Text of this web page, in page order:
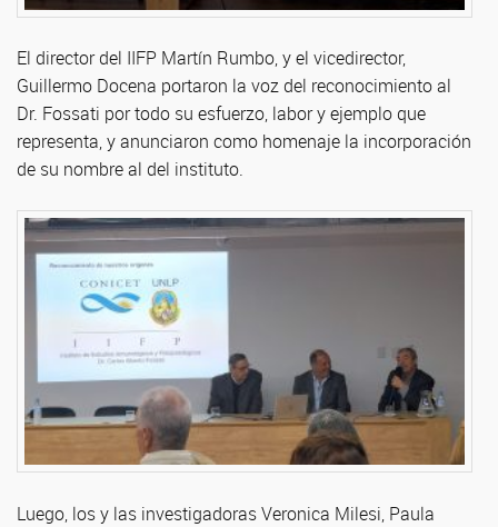
El director del IIFP Martín Rumbo, y el vicedirector,
Guillermo Docena portaron la voz del reconocimiento al
Dr. Fossati por todo su esfuerzo, labor y ejemplo que
representa, y anunciaron como homenaje la incorporación
de su nombre al del instituto.
Luego, los y las investigadoras Veronica Milesi, Paula